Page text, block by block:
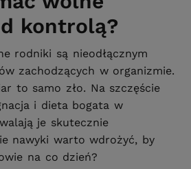
kontrolą?
rodniki są nieodłącznym
zachodzących w organizmie.
to samo zło. Na szczęście
i dieta bogata w
je skutecznie
nawyki warto wdrożyć, by
na co dzień?